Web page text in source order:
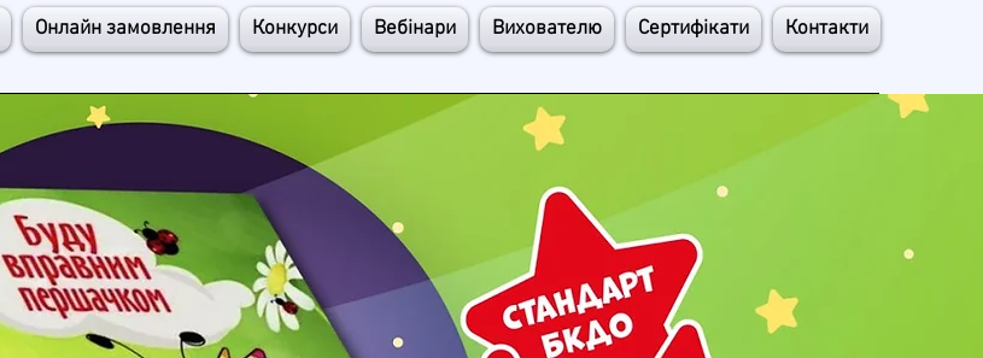
Онлайн замовлення Конкурси Вебінари Вихователю Сертифікати Контакти